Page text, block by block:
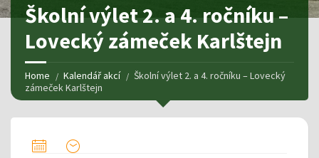
Školní výlet 2. a 4. ročníku –
Lovecký zámeček Karlštejn
Home Kalendář akcí
Školní výlet 2. a 4. ročníku – Lovecký
zámeček Karlštejn